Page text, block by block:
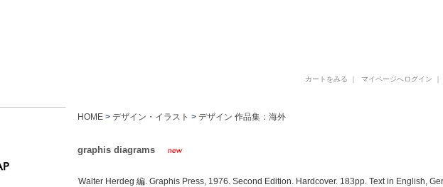
カートをみる マイページへログイン
HOME > デザイン・イラスト > デザイン 作品集：海外
graphis diagrams
Walter Herdeg 編. Graphis Press, 1976. Second Edition. Hardcover. 183pp. Text in English,